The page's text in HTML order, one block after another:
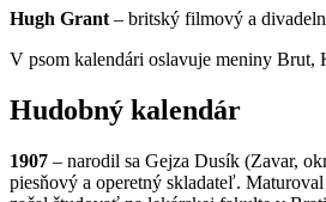
Hugh Grant – britský filmový a
V psom kalendári oslavuje meniny Brut,
Hudobný kalendár
1907 – narodil sa Gejza Dusík (Zavar,
piesňový a operetný skladateľ.